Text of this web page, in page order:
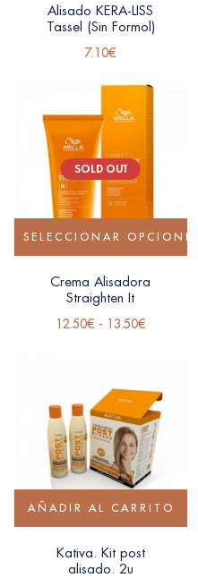
Alisado KERA-LISS
Tassel (Sin Formol)
7.10€
SOLD OUT
SELECCIONAR OPCIONES
Crema Alisadora
Straighten It
12.50€ - 13.50€
AÑADIR AL CARRITO
Kativa. Kit post
alisado. 2u